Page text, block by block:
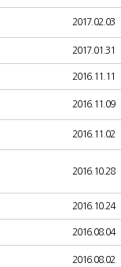
2017.02.03
2017.01.31
2016.11.11
2016.11.09
2016.11.02
2016.10.28
2016.10.24
2016.08.04
2016.08.02